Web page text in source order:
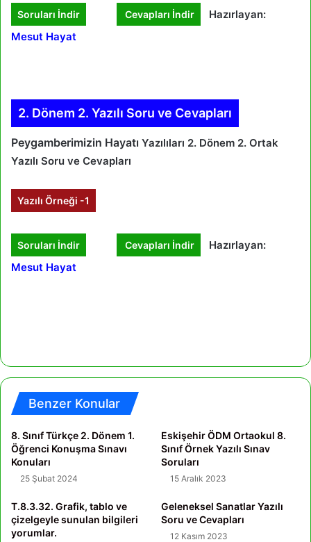
Soruları İndir Cevapları İndir
Hazırlayan:
Mesut Hayat
2. Dönem 2. Yazılı Soru ve Cevapları
Peygamberimizin Hayatı Yazılıları 2. Dönem 2. Ortak
Yazılı Soru ve Cevapları
Yazılı Örneği -1
Soruları İndir Cevapları İndir
Hazırlayan:
Mesut Hayat
Benzer Konular
8. Sınıf Türkçe 2. Dönem 1.
Öğrenci Konuşma Sınavı
Konuları
25 Şubat 2024
Eskişehir ÖDM Ortaokul 8.
Sınıf Örnek Yazılı Sınav
Soruları
15 Aralık 2023
T.8.3.32. Grafik, tablo ve
çizelgeyle sunulan bilgileri
yorumlar.
Geleneksel Sanatlar Yazılı
Soru ve Cevapları
12 Kasım 2023